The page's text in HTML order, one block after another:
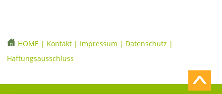
HOME | Kontakt | Impressum | Datenschutz |
Haftungsausschluss